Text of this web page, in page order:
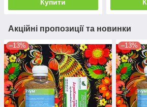
Купити
Акційні пропозиції та новинки
–13% –13%